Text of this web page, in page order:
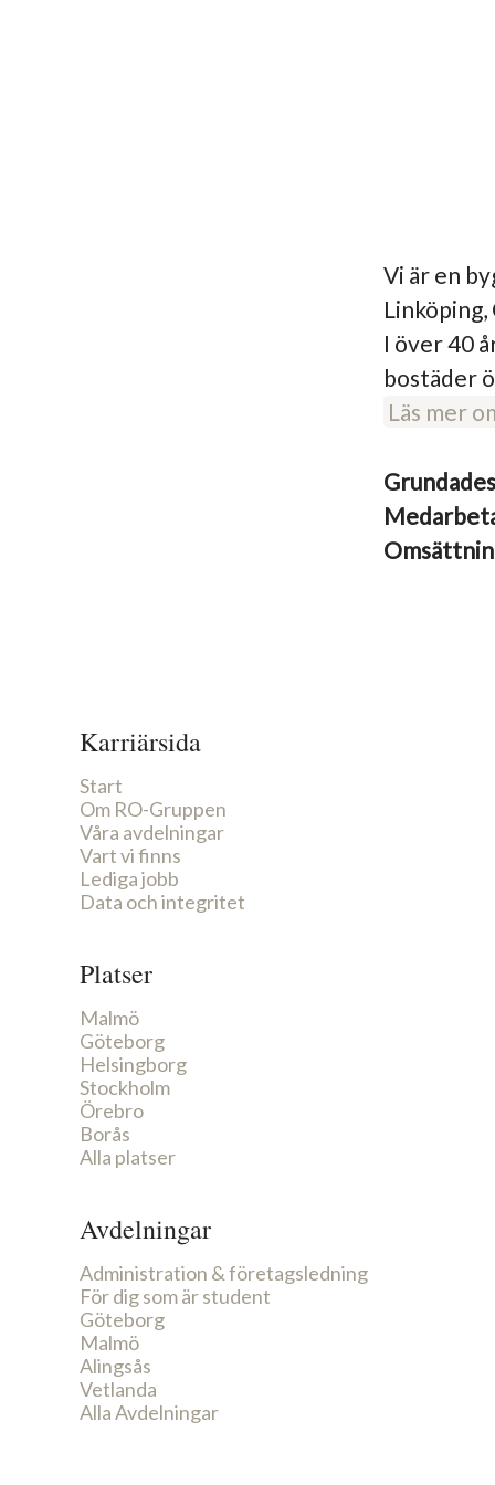
Vi är en
I över 40
bostäder
Läs mer
Grundades
Karriärsida
Start
Om RO-Gruppen
Våra avdelningar
Vart vi finns
Lediga jobb
Data och integritet
Platser
Malmö
Göteborg
Helsingborg
Stockholm
Örebro
Borås
Alla platser
Avdelningar
Administration & företagsledning
För dig som är student
Göteborg
Malmö
Alingsås
Vetlanda
Alla Avdelningar